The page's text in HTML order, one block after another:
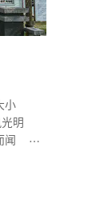
小
明
闻